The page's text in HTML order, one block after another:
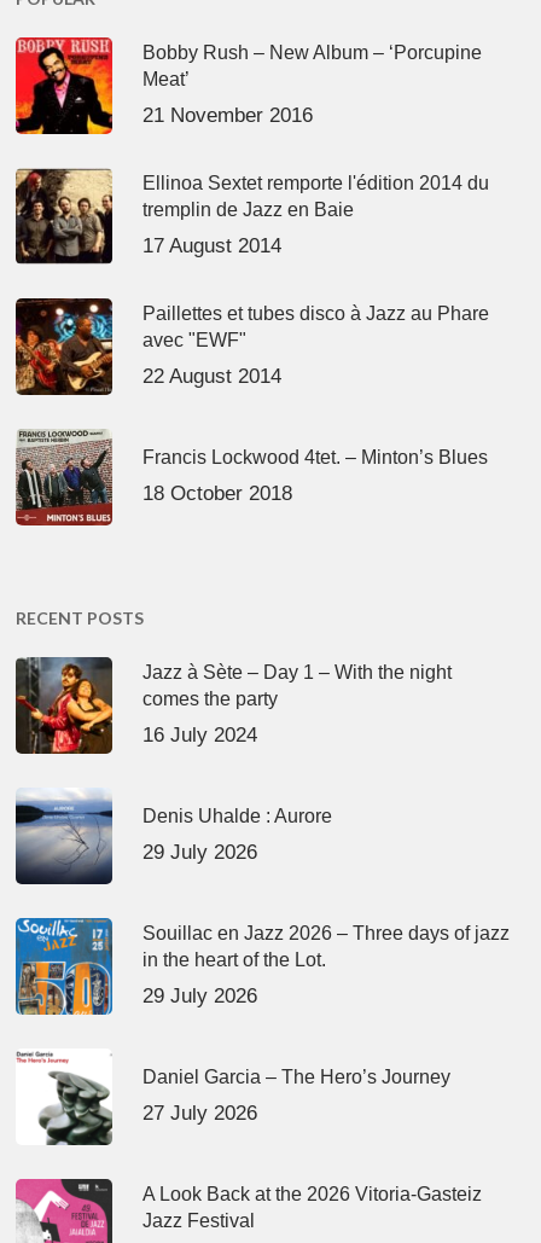
Bobby Rush – New Album – ‘Porcupine
Meat’
21 November 2016
Ellinoa Sextet remporte l'édition 2014 du
tremplin de Jazz en Baie
17 August 2014
Paillettes et tubes disco à Jazz au Phare
avec "EWF"
22 August 2014
Francis Lockwood 4tet. – Minton’s Blues
18 October 2018
RECENT POSTS
Jazz à Sète – Day 1 – With the night
comes the party
16 July 2024
Denis Uhalde : Aurore
29 July 2026
Souillac en Jazz 2026 – Three days of jazz
in the heart of the Lot.
29 July 2026
Daniel Garcia – The Hero’s Journey
27 July 2026
A Look Back at the 2026 Vitoria-Gasteiz
Jazz Festival